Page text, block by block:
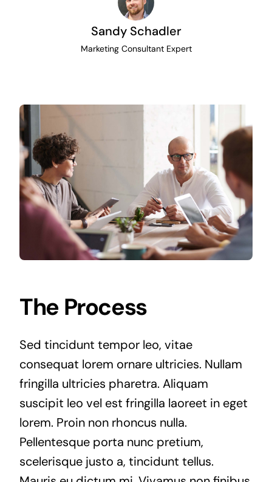
Sandy Schadler
Marketing Consultant Expert
The Process
Sed tincidunt tempor leo, vitae
consequat lorem ornare ultricies. Nullam
fringilla ultricies pharetra. Aliquam
suscipit leo vel est fringilla laoreet in eget
lorem. Proin non rhoncus nulla.
Pellentesque porta nunc pretium,
scelerisque justo a, tincidunt tellus.